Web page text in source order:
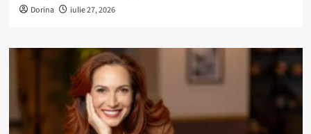
Dorina iulie 27, 2026